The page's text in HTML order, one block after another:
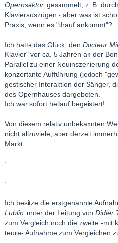
Opernsektor gesammelt, z. B.
Klavierauszügen - aber was ist
Praxis, wenn es "drauf ankommt"?
Ich hatte das Glück, den Docteur
Klavier" vor ca. 5 Jahren an der
Parallel zu einer Neuinszenierung
konzertante Aufführung (jedoch
gestischer Interaktion der Sänger,
des Opernhauses dargeboten.
Ich war sofort hellauf begeistert!
Von diesem relativ unbekannten
nicht allzuviele, aber derzeit
Markt:
Ich besitze die erstgenannte
Lublin unter der Leitung von Didier
zum Vergleich noch die zweite -mit
teure- Aufnahme zum Vergleichen